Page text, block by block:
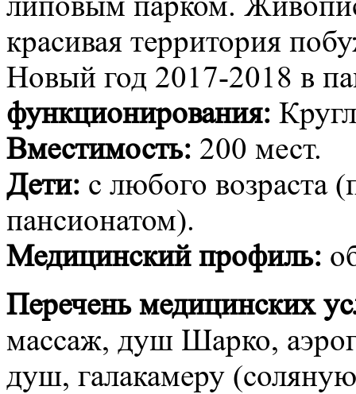
красивая территория
Новый год 2017-2018 в
функционирования:
Вместимость: 200 мест.
Дети: с любого возраста
пансионатом).
Медицинский профиль:
Перечень медицинских
массаж, душ Шарко,
душ, галакамеру